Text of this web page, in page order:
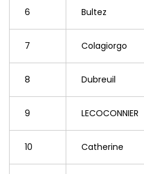
6 Bultez
7 Colagiorgo
8 Dubreuil
9 LECOCONNIER
10 Catherine